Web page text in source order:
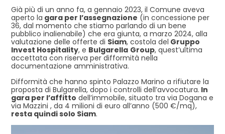
Già più di un anno fa, a gennaio 2023, il Comune aveva
aperto la gara per l’assegnazione (in concessione per
36, dal momento che stiamo parlando di un bene
pubblico inalienabile) che era giunta, a marzo 2024, alla
valutazione delle offerte di Siam, costola del Gruppo
Invest Hospitality, e Bulgarella Group, quest’ultima
accettata con riserva per difformità nella
documentazione amministrativa.
Difformità che hanno spinto Palazzo Marino a rifiutare la
proposta di Bulgarella, dopo i controlli dell’avvocatura. In
gara per l’affitto dell’immobile, situato tra via Dogana e
via Mazzini , da 4 milioni di euro all’anno (500 €/mq),
resta quindi solo Siam.